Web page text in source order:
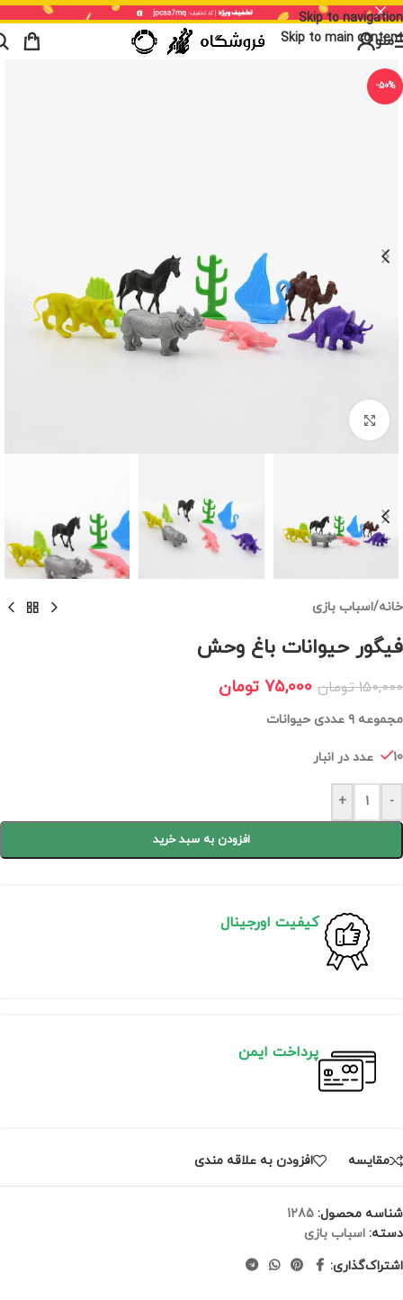
Skip to navigation
Skip to main content
منو
-50%
برای بزرگنمایی کلیک کنید
خانه/اسباب بازی
فیگور حیوانات باغ وحش
150,000 تومان 75,000 تومان
مجموعه ۹ عددی حیوانات
10 عدد در انبار
-
+
افزودن به سبد خرید
کیفیت اورجینال
پرداخت ایمن
مقايسه افزودن به علاقه مندی
شناسه محصول: 1285
دسته: اسباب بازی
اشتراک‌گذاری: